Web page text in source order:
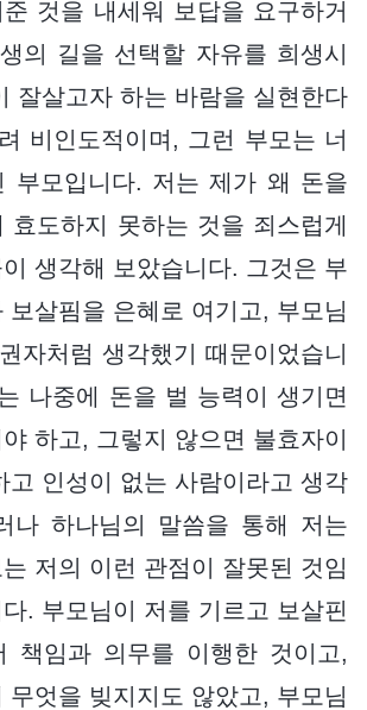
것을 내세워 보답을 요구하거
의 길을 선택할 자유를 희생시
잘살고자 하는 바람을 실현한다
비인도적이며, 그런 부모는 너
부모입니다. 저는 제가 왜 돈을
효도하지 못하는 것을 죄스럽게
생각해 보았습니다. 그것은 부
보살핌을 은혜로 여기고, 부모님
자처럼 생각했기 때문이었습니
나중에 돈을 벌 능력이 생기면
하고, 그렇지 않으면 불효자이
고 인성이 없는 사람이라고 생각
나 하나님의 말씀을 통해 저는
저의 이런 관점이 잘못된 것임
. 부모님이 저를 기르고 보살핀
책임과 의무를 이행한 것이고,
무엇을 빚지지도 않았고, 부모님